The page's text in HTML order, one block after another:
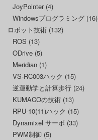
JoyPointer(4)
Windowsプログラミング (16)
ロボット技術 (132)
ROS (13)
ODrive (5)
Meridian (1)
VS-RC003ハック (15)
逆運動学と計算歩行 (24)
KUMACOの技術 (13)
RPU-10(11)ハック (15)
Dynamixel サーボ (33)
PWM制御 (5)